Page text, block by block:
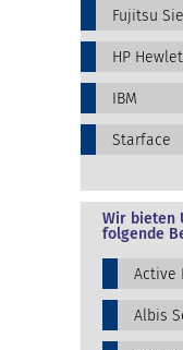
Fujitsu
HP
IBM
Starface
Wir bieten
folgende
Active
Albis